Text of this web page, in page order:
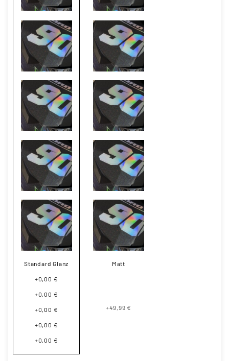
Standard Glanz
+0,00 €
+0,00 €
+0,00 €
+0,00 €
+0,00 €
Matt
+49,99 €